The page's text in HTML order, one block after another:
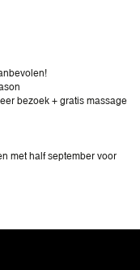
bezoek + gratis massage
met half september voor